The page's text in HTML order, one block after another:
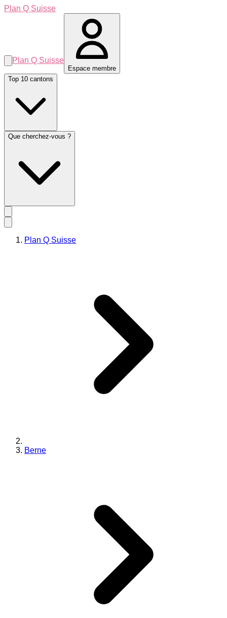
Plan Q Suisse
Plan Q Suisse
Espace membre
Top 10 cantons
Que cherchez-vous ?
Plan Q Suisse
Berne